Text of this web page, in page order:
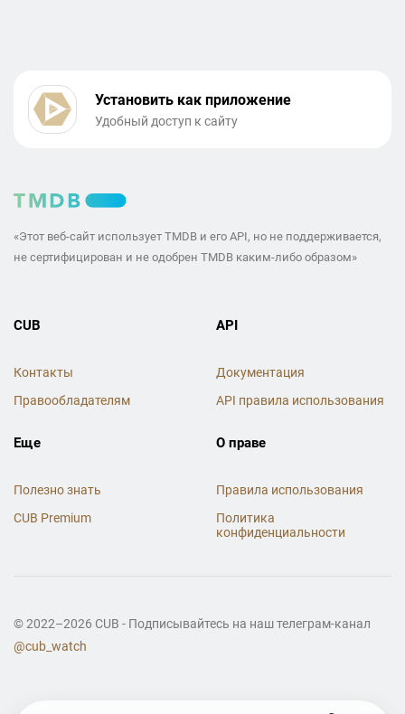
Установить как приложение
Удобный доступ к сайту
«Этот веб-сайт использует TMDB и его API, но не поддерживается,
не сертифицирован и не одобрен TMDB каким-либо образом»
CUB
Контакты
Правообладателям
API
Документация
API правила использования
Еще
Полезно знать
CUB Premium
О праве
Правила использования
Политика
конфиденциальности
© 2022–2026 CUB - Подписывайтесь на наш телеграм-канал
@cub_watch